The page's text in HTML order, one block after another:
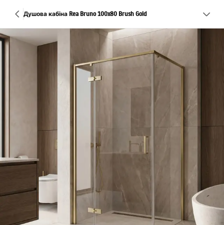
Душова кабіна Rea Bruno 100x80 Brush Gold